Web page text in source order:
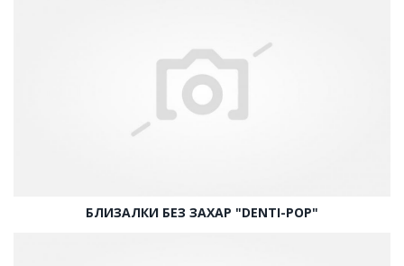
БЛИЗАЛКИ БЕЗ ЗАХАР "DENTI-POP"